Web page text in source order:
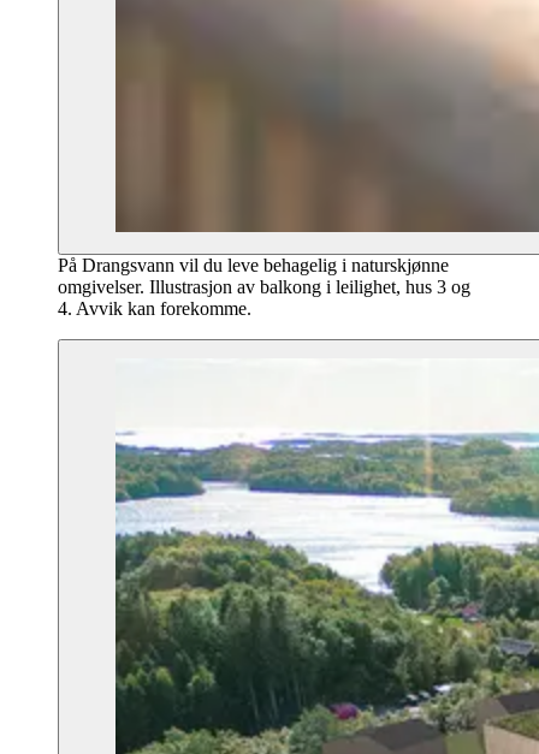
På Drangsvann vil du leve behagelig i naturskjønne
omgivelser. Illustrasjon av balkong i leilighet, hus 3 og
4. Avvik kan forekomme.